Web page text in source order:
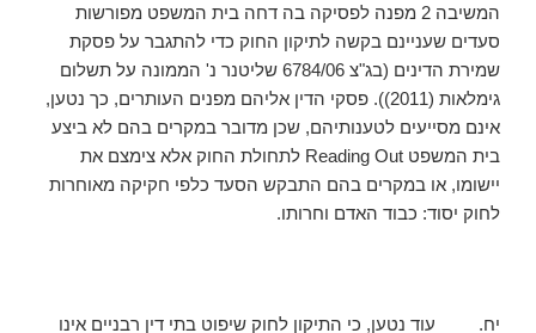
המשיבה 2 מפנה לפסיקה בה דחה בית המשפט מפורשות
סעדים שעניינם בקשה לתיקון החוק כדי להתגבר על פסקת
שמירת הדינים (בג"צ 6784/06 שליטנר נ' הממונה על תשלום
גימלאות (2011)). פסקי הדין אליהם מפנים העותרים, כך נטען,
אינם מסייעים לטענותיהם, שכן מדובר במקרים בהם לא ביצע
בית המשפט Reading Out לתחולת החוק אלא צימצם את
יישומו, או במקרים בהם התבקש הסעד כלפי חקיקה מאוחרות
לחוק יסוד: כבוד האדם וחרותו.
יח. עוד נטען, כי התיקון לחוק שיפוט בתי דין רבניים אינו